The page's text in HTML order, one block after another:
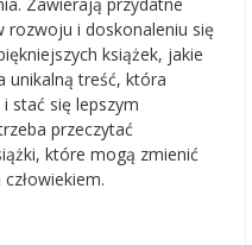
i doskonaleniu się
książek, jakie
unikalną treść, która
stać się lepszym
przeczytać
które mogą zmienić